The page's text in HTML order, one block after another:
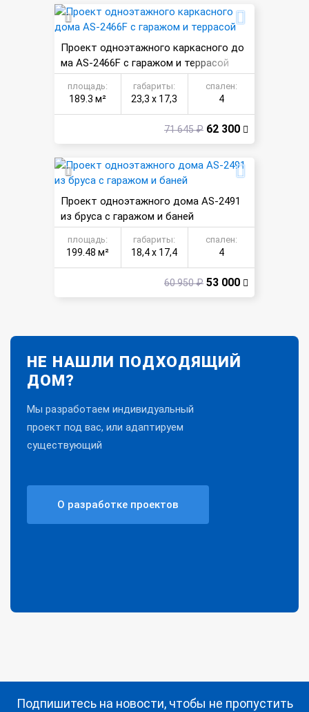
Проект одноэтажного каркасного до
ма AS-2466F с гаражом и террасой
площадь:
189.3 м²
габариты:
23,3 х 17,3
спален:
4
71 645 ₽ 62 300
Проект одноэтажного дома AS-2491
из бруса с гаражом и баней
площадь:
199.48 м²
габариты:
18,4 х 17,4
спален:
4
60 950 ₽ 53 000
НЕ НАШЛИ ПОДХОДЯЩИЙ
ДОМ?
Мы разработаем индивидуальный
проект под вас, или адаптируем
существующий
О разработке проектов
Подпишитесь на новости, чтобы не пропустить